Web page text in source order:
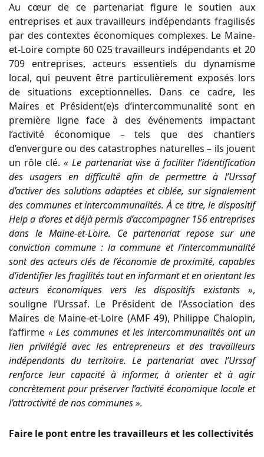
Au cœur de ce partenariat figure le soutien aux
entreprises et aux travailleurs indépendants fragilisés
par des contextes économiques complexes. Le Maine-
et-Loire compte 60 025 travailleurs indépendants et 20
709 entreprises, acteurs essentiels du dynamisme
local, qui peuvent être particulièrement exposés lors
de situations exceptionnelles. Dans ce cadre, les
Maires et Président(e)s d’intercommunalité sont en
première ligne face à des événements impactant
l’activité économique – tels que des chantiers
d’envergure ou des catastrophes naturelles – ils jouent
un rôle clé.« Le partenariat vise à faciliter l’identification
des usagers en difficulté afin de permettre à l’Urssaf
d’activer des solutions adaptées et ciblée, sur signalement
des communes et intercommunalités. À ce titre, le dispositif
Help a d’ores et déjà permis d’accompagner 156 entreprises
dans le Maine-et-Loire. Ce partenariat repose sur une
conviction commune : la commune et l’intercommunalité
sont des acteurs clés de l’économie de proximité, capables
d’identifier les fragilités tout en informant et en orientant les
acteurs économiques vers les dispositifs existants »,
souligne l’Urssaf. Le Président de l’Association des
Maires de Maine-et-Loire (AMF 49), Philippe Chalopin,
l’affirme « Les communes et les intercommunalités ont un
lien privilégié avec les entrepreneurs et des travailleurs
indépendants du territoire. Le partenariat avec l’Urssaf
renforce leur capacité à informer, à orienter et à agir
concrètement pour préserver l’activité économique locale et
l’attractivité de nos communes ».
Faire le pont entre les travailleurs et les collectivités